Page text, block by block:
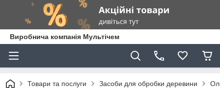
Виробнича компанія Мультічем
Товари та послуги Засоби для обробки деревини